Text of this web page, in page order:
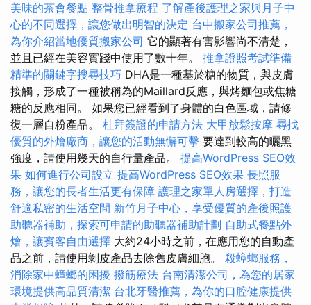
美味的茶會餐點 整骨推拿療程 了解產後護理之家與月子中
心的不同選擇，讓您做出明智的決定 台中搬家公司推薦，
為你介紹當地優質搬家公司 它的顯著有害影響尚不清楚，
並且已經在美容實踐中使用了數十年。 推拿證照考試準備
精準的關鍵字搜尋技巧 DHA是一種基於糖的物質，與皮膚
接觸，形成了一種被稱為的Maillard反應，與烤麵包或焦糖
糖的反應相同。 如果您已經看到了身體的白色區域，請修
復一層自粉產品。 杜拜簽證的申請方法 大甲放鬆按摩 尋找
優質的外燴廠商，讓您的活動無懈可擊 要達到較高的曬黑
強度，請使用幾天的自行量產品。 提高WordPress SEO效
果 如何進行公司設立 提高WordPress SEO效果 長照服
務，讓您的長者生活更有保障 護理之家單人房選擇，打造
舒適私密的生活空間 新竹月子中心，享受優質的產後照護
助聽器補助，探索可申請的助聽器補助計劃 自助式餐點外
燴，讓賓客自由選擇 大約24小時之前，在應用您的自動產
品之前，請使用剝皮產品去除舊皮膚細胞。 殺蟑螂服務，
消除家中蟑螂的困擾 撥筋療法 台南清潔公司，為您的居家
環境提供高品質清潔 台北牙醫推薦，為你的口腔健康提供